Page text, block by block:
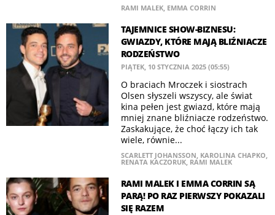
RAMI MALEK, EMMA CORRIN
TAJEMNICE SHOW-BIZNESU:
GWIAZDY, KTÓRE MAJĄ BLIŹNIACZE
RODZEŃSTWO
PIĄTEK, 10 STYCZNIA 2025 (05:55)
O braciach Mroczek i siostrach
Olsen słyszeli wszyscy, ale świat
kina pełen jest gwiazd, które mają
mniej znane bliźniacze rodzeństwo.
Zaskakujące, że choć łączy ich tak
wiele, równie...
SCARLETT JOHANSSON, KAROLINA CHAPKO,
RENATA KACZORUK, RAMI MALEK
RAMI MALEK I EMMA CORRIN SĄ
PARĄ! PO RAZ PIERWSZY POKAZALI
SIĘ RAZEM